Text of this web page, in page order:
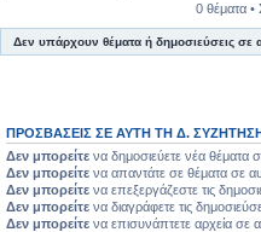
0 θέματα •
Δεν υπάρχουν θέματα ή δημοσιεύσεις σε
ΠΡΟΣΒΆΣΕΙΣ ΣΕ ΑΥΤΉ ΤΗ Δ.
Δεν μπορείτε να δημοσιεύετε νέα θέματα
Δεν μπορείτε να απαντάτε σε θέματα σε
Δεν μπορείτε να επεξεργάζεστε τις
Δεν μπορείτε να διαγράφετε τις
Δεν μπορείτε να επισυνάπτετε αρχεία σε